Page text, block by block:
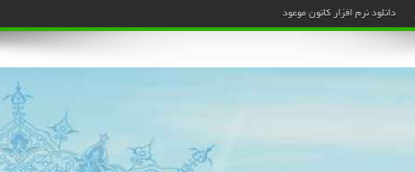
دانلود نرم افزار کانون موعود